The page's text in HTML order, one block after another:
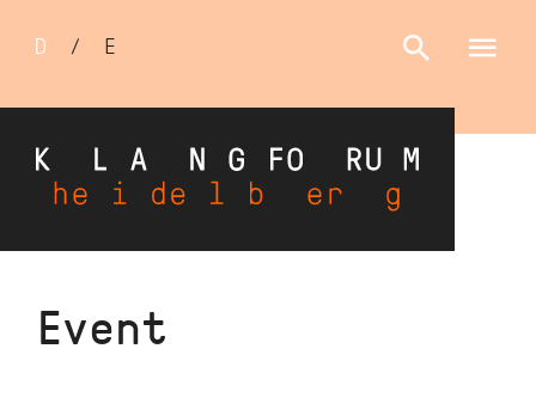
Skip
Sprachumschalter
D / E
Event